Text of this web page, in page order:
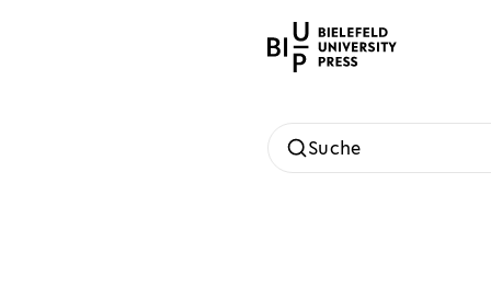
Suche